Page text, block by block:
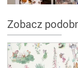
Zobacz